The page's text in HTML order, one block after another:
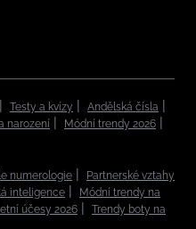
Testy a kvízy
Andělská čísla
narození
Módní trendy 2026
numerologie
Partnerské vztahy
inteligence
Módní trendy na
účesy 2026
Trendy boty na